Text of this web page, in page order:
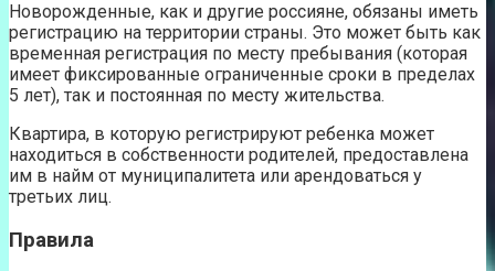
Новорожденные, как и другие россияне, обязаны иметь
регистрацию на территории страны. Это может быть как
временная регистрация по месту пребывания (которая
имеет фиксированные ограниченные сроки в пределах
5 лет), так и постоянная по месту жительства.
Квартира, в которую регистрируют ребенка может
находиться в собственности родителей, предоставлена
им в найм от муниципалитета или арендоваться у
третьих лиц.
Правила